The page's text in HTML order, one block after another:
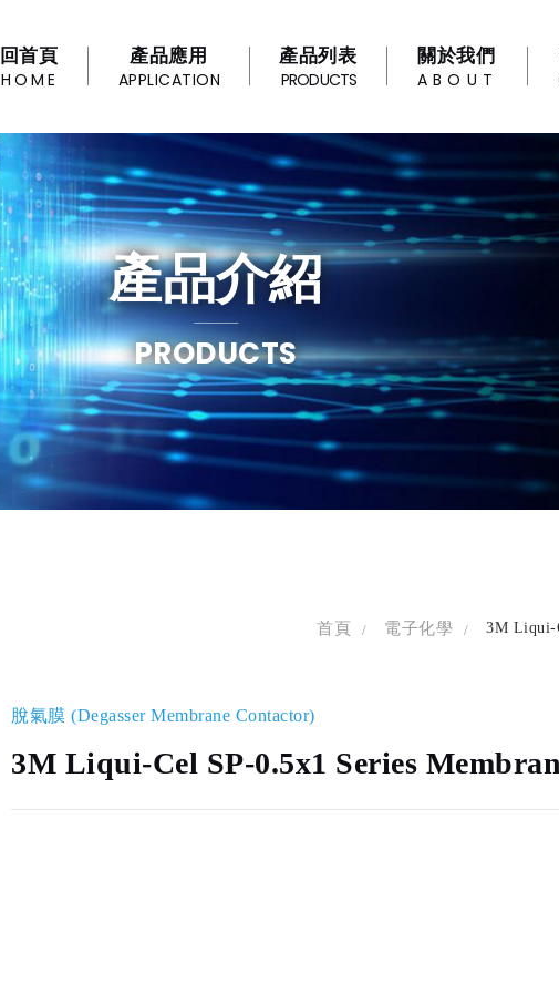
回首頁
HOME
產品應用
APPLICATION
產品列表
PRODUCTS
關於我們
ABOUT
產品介紹
PRODUCTS
首頁 電子化學 3M Liqui-
脫氣膜 (Degasser Membrane Contactor)
3M Liqui-Cel SP-0.5x1 Series